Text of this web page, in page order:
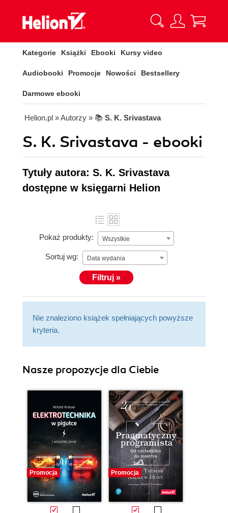
Kategorie Książki Ebooki Kursy video
Audiobooki Promocje Nowości Bestsellery
Darmowe ebooki
Helion.pl » Autorzy » 📚 S. K. Srivastava
S. K. Srivastava - ebooki
Tytuły autora: S. K. Srivastava
dostępne w księgarni Helion
Pokaż produkty: Wszystkie
Sortuj wg: Data wydania
Filtruj »
Nie znaleziono książek spełniających powyższe
kryteria.
Nasze propozycje dla Ciebie
Promocja Promocja